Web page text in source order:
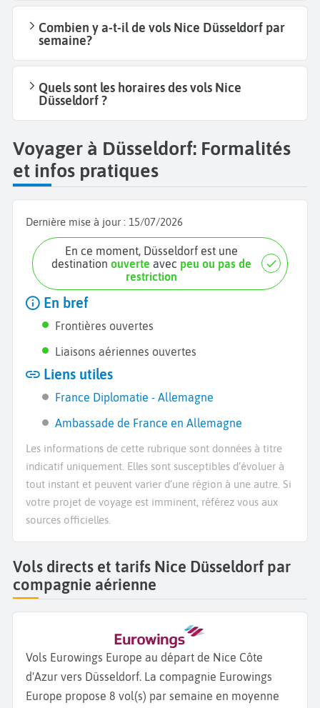
Combien y a-t-il de vols Nice Düsseldorf par
semaine?
Quels sont les horaires des vols Nice
Düsseldorf ?
Voyager à Düsseldorf: Formalités
et infos pratiques
Dernière mise à jour : 15/07/2026
En ce moment, Düsseldorf est une
destinationouverte avec peu ou pas de
restriction
En bref
Frontières ouvertes
Liaisons aériennes ouvertes
Liens utiles
France Diplomatie - Allemagne
Ambassade de France en Allemagne
Les informations de cette rubrique sont données à titre
indicatif uniquement. Elles sont susceptibles d’évoluer à
tout instant et peuvent varier d’une région à une autre. Si
votre projet de voyage est imminent, référez vous aux
sources officielles.
Vols directs et tarifs Nice Düsseldorf par
compagnie aérienne
Vols Eurowings Europe au départ de Nice Côte
d'Azur vers Düsseldorf. La compagnie Eurowings
Europe propose 8 vol(s) par semaine en moyenne